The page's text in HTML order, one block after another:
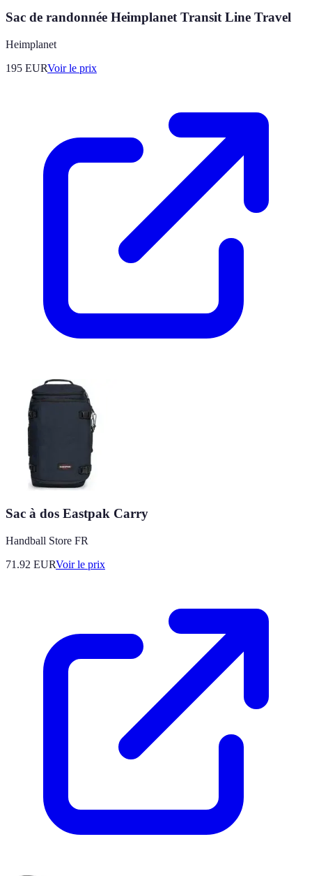
Sac de randonnée Heimplanet Transit Line Travel
Heimplanet
195 EURVoir le prix
Sac à dos Eastpak Carry
Handball Store FR
71.92 EURVoir le prix